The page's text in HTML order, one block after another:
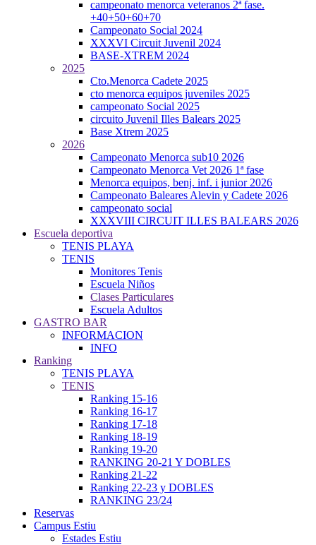
campeonato menorca veteranos 2ª fase.
+40+50+60+70
Campeonato Social 2024
XXXVI Circuit Juvenil 2024
BASE-XTREM 2024
2025
Cto.Menorca Cadete 2025
cto menorca equipos juveniles 2025
campeonato Social 2025
circuito Juvenil Illes Balears 2025
Base Xtrem 2025
2026
Campeonato Menorca sub10 2026
Campeonato Menorca Vet 2026 1ª fase
Menorca equipos, benj. inf. i junior 2026
Campeonato Baleares Alevin y Cadete 2026
campeonato social
XXXVIII CIRCUIT ILLES BALEARS 2026
Escuela deportiva
TENIS PLAYA
TENIS
Monitores Tenis
Escuela Niños
Clases Particulares
Escuela Adultos
GASTRO BAR
INFORMACION
INFO
Ranking
TENIS PLAYA
TENIS
Ranking 15-16
Ranking 16-17
Ranking 17-18
Ranking 18-19
Ranking 19-20
RANKING 20-21 Y DOBLES
Ranking 21-22
Ranking 22-23 y DOBLES
RANKING 23/24
Reservas
Campus Estiu
Estades Estiu